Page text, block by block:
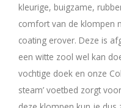
kleurige, buigzame,
comfort van de klompen
coating erover. Deze is
een witte zool wel kan
vochtige doek en onze
steam’ voetbed zorgt